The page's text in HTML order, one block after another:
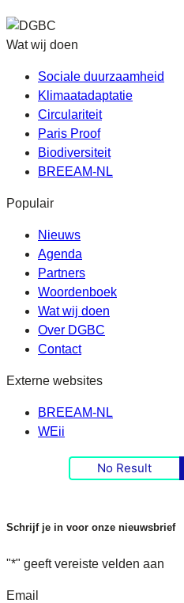
Wat wij doen
Sociale duurzaamheid
Klimaatadaptatie
Circulariteit
Paris Proof
Biodiversiteit
BREEAM-NL
Populair
Nieuws
Agenda
Partners
Woordenboek
Wat wij doen
Over DGBC
Contact
Externe websites
BREEAM-NL
WEii
No Result
Schrijf je in voor onze nieuwsbrief
"*" geeft vereiste velden aan
Email